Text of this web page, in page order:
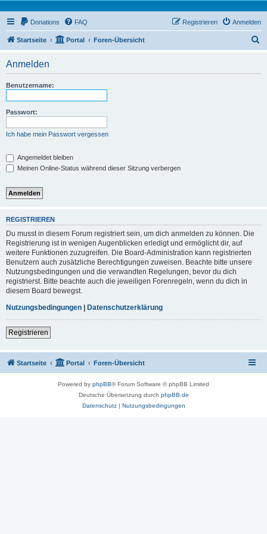
Donations FAQ Anmelden
Registrieren
Startseite Portal Foren-Übersicht
Anmelden
Benutzername:
Passwort:
Ich habe mein Passwort vergessen
Angemeldet bleiben
Meinen Online-Status während dieser Sitzung verbergen
REGISTRIEREN
Du musst in diesem Forum registriert sein, um dich anmelden zu können. Die
Registrierung ist in wenigen Augenblicken erledigt und ermöglicht dir, auf
weitere Funktionen zuzugreifen. Die Board-Administration kann registrierten
Benutzern auch zusätzliche Berechtigungen zuweisen. Beachte bitte unsere
Nutzungsbedingungen und die verwandten Regelungen, bevor du dich
registrierst. Bitte beachte auch die jeweiligen Forenregeln, wenn du dich in
diesem Board bewegst.
Nutzungsbedingungen | Datenschutzerklärung
Registrieren
Startseite Portal Foren-Übersicht
Powered by phpBB® Forum Software © phpBB Limited
Deutsche Übersetzung durch phpBB.de
Datenschutz| Nutzungsbedingungen